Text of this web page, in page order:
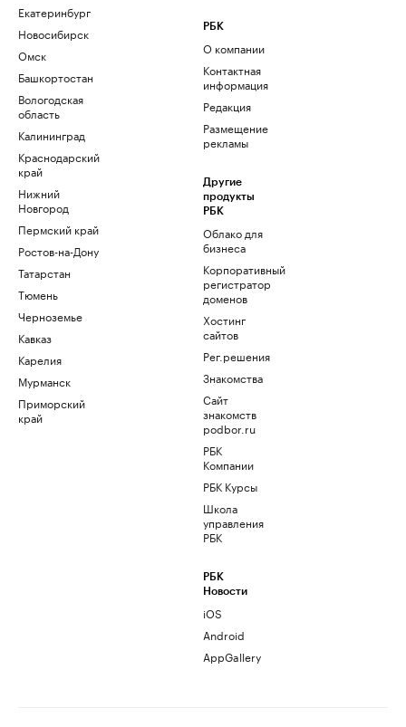
Екатеринбург
Новосибирск
Омск
Башкортостан
Вологодская
область
Калининград
Краснодарский
край
Нижний
Новгород
Пермский край
Ростов-на-Дону
Татарстан
Тюмень
Черноземье
Кавказ
Карелия
Мурманск
Приморский
край
РБК
О компании
Контактная
информация
Редакция
Размещение
рекламы
Другие
продукты
РБК
Облако для
бизнеса
Корпоративный
регистратор
доменов
Хостинг
сайтов
Рег.решения
Знакомства
Сайт
знакомств
podbor.ru
РБК
Компании
РБК Курсы
Школа
управления
РБК
РБК
Новости
iOS
Android
AppGallery